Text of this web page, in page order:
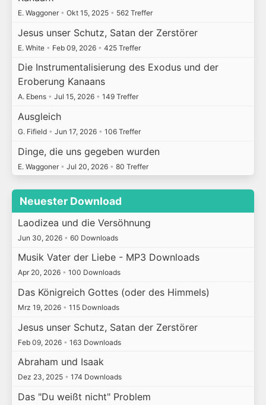
E. Waggoner • Okt 15, 2025 • 562 Treffer
Jesus unser Schutz, Satan der Zerstörer
E. White • Feb 09, 2026 • 425 Treffer
Die Instrumentalisierung des Exodus und der
Eroberung Kanaans
A. Ebens • Jul 15, 2026 • 149 Treffer
Ausgleich
G. Fifield • Jun 17, 2026 • 106 Treffer
Dinge, die uns gegeben wurden
E. Waggoner • Jul 20, 2026 • 80 Treffer
Neuester Download
Laodizea und die Versöhnung
Jun 30, 2026 • 60 Downloads
Musik Vater der Liebe - MP3 Downloads
Apr 20, 2026 • 100 Downloads
Das Königreich Gottes (oder des Himmels)
Mrz 19, 2026 • 115 Downloads
Jesus unser Schutz, Satan der Zerstörer
Feb 09, 2026 • 163 Downloads
Abraham und Isaak
Dez 23, 2025 • 174 Downloads
Das "Du weißt nicht" Problem